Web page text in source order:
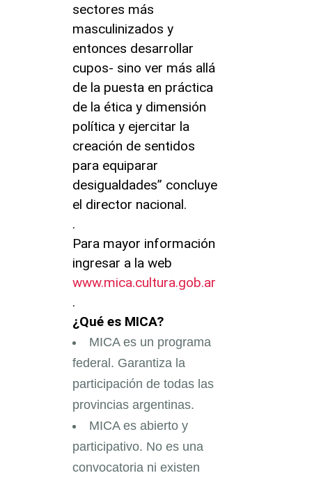
sectores más
masculinizados y
entonces desarrollar
cupos- sino ver más allá
de la puesta en práctica
de la ética y dimensión
política y ejercitar la
creación de sentidos
para equiparar
desigualdades” concluye
el director nacional.
.
Para mayor información
ingresar a la web
www.mica.cultura.gob.ar
.
¿Qué es MICA?
MICA es un programa
federal. Garantiza la
participación de todas las
provincias argentinas.
MICA es abierto y
participativo. No es una
convocatoria ni existen